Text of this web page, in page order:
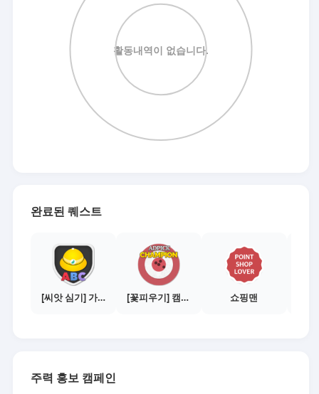
완료된 퀘스트
[씨앗 심기] 가이드보기 - 매체별 활동 가이드 [꽃피우기] 캠페인 전환하기 - 2,000건 쇼핑맨
주력 홍보 캠페인